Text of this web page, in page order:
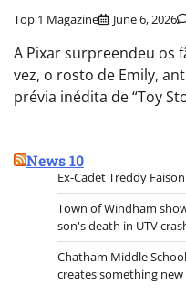
Top 1 Magazine June 6, 2026
A Pixar surpreendeu os
vez, o rosto de Emily,
prévia inédita de “Toy
News 10
Ex-Cadet Treddy
Town of Windham
son's death in UTV
Chatham Middle
creates something new